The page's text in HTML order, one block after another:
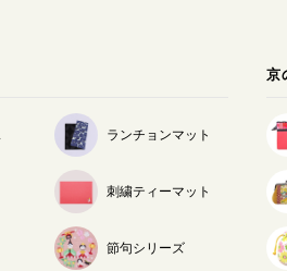
ランチョンマット
刺繍ティーマット
節句シリーズ
京